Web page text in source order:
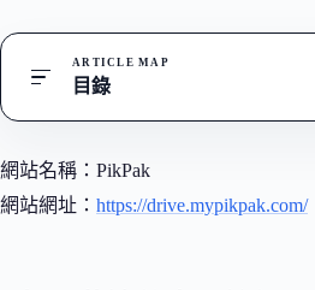
ARTICLE MAP
目錄
網站名稱：PikPak
網站網址： https://drive.mypikpak.com/